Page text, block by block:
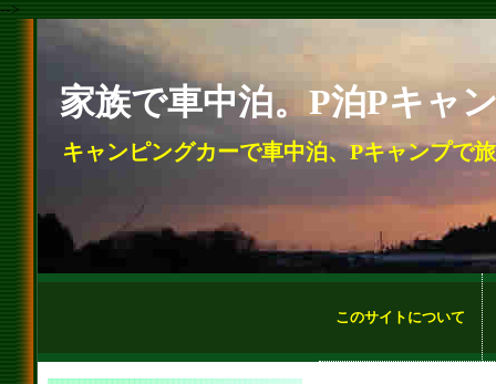
-->
家族で車中泊。P泊Pキャ
キャンピングカーで車中泊、Pキャンプで
このサイトについて